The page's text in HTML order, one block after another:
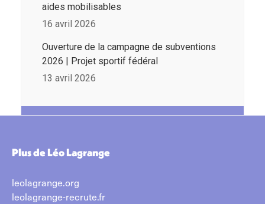
aides mobilisables
16 avril 2026
Ouverture de la campagne de subventions
2026 | Projet sportif fédéral
13 avril 2026
Plus de Léo Lagrange
leolagrange.org
leolagrange-recrute.fr